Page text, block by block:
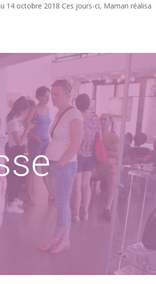
14 octobre 2018 Ces jours-ci, Maman réalisa